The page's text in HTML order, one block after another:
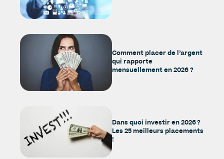
Comment placer de l’argent
qui rapporte
mensuellement en 2026 ?
Dans quoi investir en 2026 ?
Les 25 meilleurs placements
!